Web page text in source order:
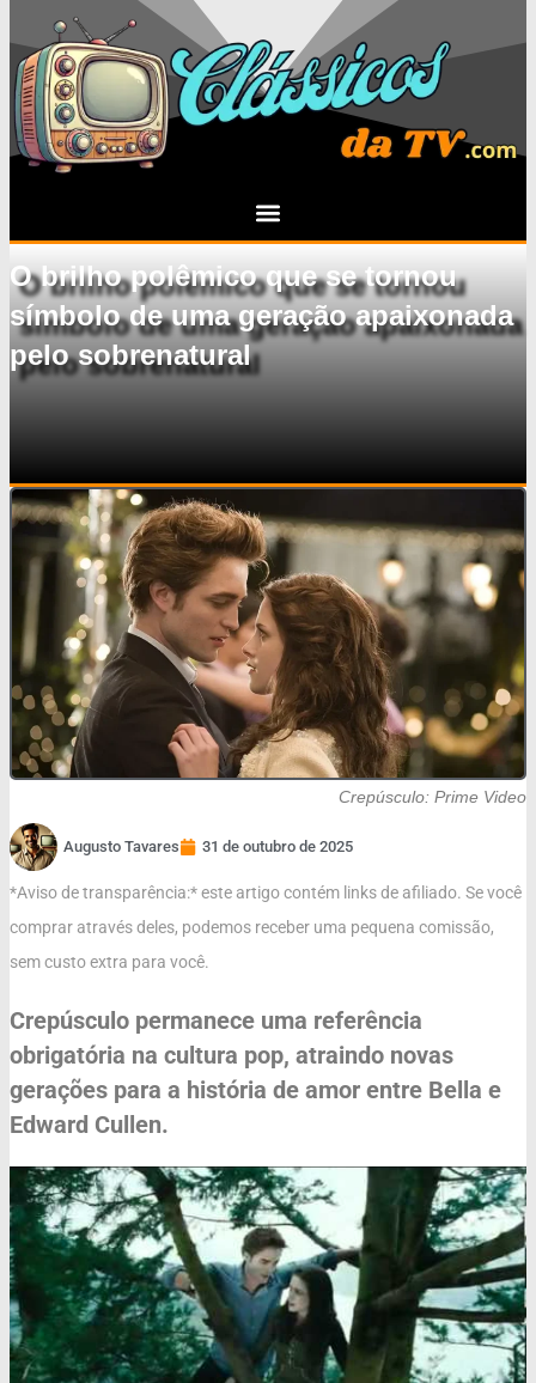
O brilho polêmico que se tornou
símbolo de uma geração apaixonada
pelo sobrenatural
Crepúsculo: Prime Video
Augusto Tavares 31 de outubro de 2025
*Aviso de transparência:* este artigo contém links de afiliado. Se você
comprar através deles, podemos receber uma pequena comissão,
sem custo extra para você.
Crepúsculo permanece uma referência
obrigatória na cultura pop, atraindo novas
gerações para a história de amor entre Bella e
Edward Cullen.